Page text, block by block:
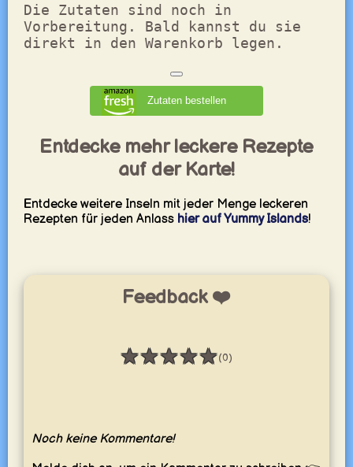
Die Zutaten sind noch in
Vorbereitung. Bald kannst du sie
direkt in den Warenkorb legen.
Zutaten bestellen
Entdecke mehr leckere Rezepte
auf der Karte!
Entdecke weitere Inseln mit jeder Menge leckeren
Rezepten für jeden Anlass hier auf Yummy Islands!
Feedback ❤️
★★★★★
Bewertung: 0 / 5 (0)
Noch keine Kommentare!